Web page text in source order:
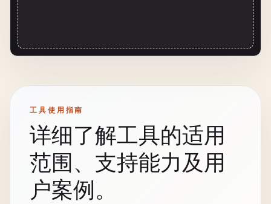
工具使用指南
详细了解工具的适用
范围、支持能力及用
户案例。